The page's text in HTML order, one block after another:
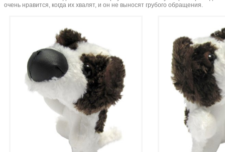
очень нравится, когда их хвалят, и он не выносят грубого обращения.